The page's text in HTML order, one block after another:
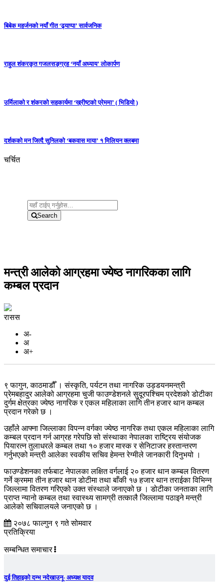
बिबेक महर्जनको नयाँ गीत ‘ढ्याप्पा’ सार्वजनिक
राहुल शंकरकृत गजलसङ्ग्रह ‘नयाँ अध्याय’ लोकार्पण
उर्मिलाको र शंकरको सहकार्यमा ‘ख्रीष्टको प्रेममा’ ( भिडियो )
दर्शकको मन जित्दै सुनिलको ‘बकवास माया’ १ मिलियन क्लबमा
चर्चित
Search
मन्त्री आलेको आग्रहमा ज्येष्ठ नागरिकका लागि
कम्बल प्रदान
रासस
अ-
अ
अ+
९ फागुन, काठमाडौँ । संस्कृति, पर्यटन तथा नागरिक उड्डयनमन्त्री
प्रेमबहादुर आलेको आग्रहमा चुजी फाउण्डेशनले सुदूरपश्चिम प्रदेशको डोटीका
दुर्गम क्षेत्रका ज्येष्ठ नागरिक र एकल महिलाका लागि तीन हजार थान कम्बल
प्रदान गरेको छ ।
उहाँले आफ्ना जिल्लाका विपन्न वर्गका ज्येष्ठ नागरिक तथा एकल महिलाका लागि
कम्बल प्रदान गर्न आग्रह गरेपछि सो संस्थाका नेपालका राष्ट्रिय संयोजक
पियारत्न तुलाधरले कम्बल तथा १० हजार मास्क र सेनिटाजर हस्तान्तरण
गर्नुभएको मन्त्री आलेका स्वकीय सचिव हेमन्त रेग्मीले जानकारी दिनुभयो ।
फाउण्डेशनका तर्फबाट नेपालका लक्षित वर्गलाई २० हजार थान कम्बल वितरण
गर्ने क्रममा तीन हजार थान डोटीमा तथा बाँकी १७ हजार थान तराईका विभिन्न
जिल्लामा वितरण गरिएको उक्त संस्थाले जनाएको छ । डोटीका जनताका लागि
प्राप्त न्यानो कम्बल तथा स्वास्थ्य सामग्री तत्कालै जिल्लामा पठाइने मन्त्री
आलेको सचिवालयले जनाएको छ ।
२०७८ फाल्गुन ९ गते सोमवार
प्रतिक्रिया
सम्बन्धित समाचार
दुई तिहाइको दम्भ नदेखाउनू- अध्यक्ष यादव